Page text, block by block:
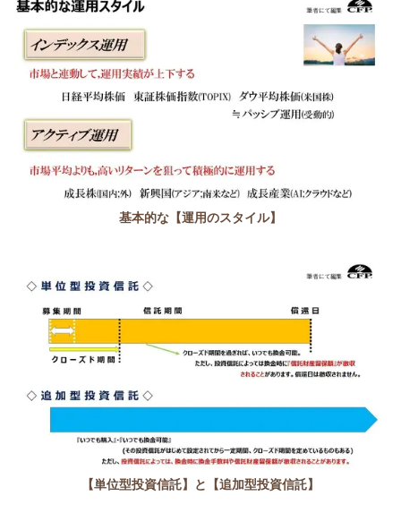
基本的な【運用のスタイル】
【単位型投資信託】と【追加型投資信託】